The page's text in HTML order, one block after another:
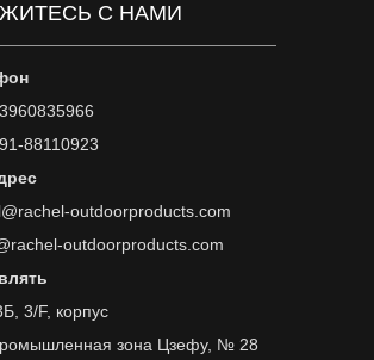
С НАМИ
88110923
outdoorproducts.com
outdoorproducts.com
3/F, корпус
зона Цзефу, № 28